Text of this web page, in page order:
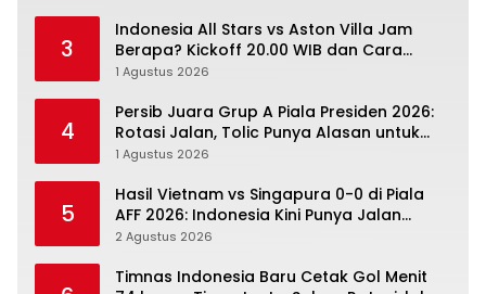
3
Indonesia All Stars vs Aston Villa Jam
Berapa? Kickoff 20.00 WIB dan Cara
Nonton Resminya
1 Agustus 2026
4
Persib Juara Grup A Piala Presiden 2026:
Rotasi Jalan, Tolic Punya Alasan untuk
Percaya
1 Agustus 2026
5
Hasil Vietnam vs Singapura 0-0 di Piala
AFF 2026: Indonesia Kini Punya Jalan
Terbuka
2 Agustus 2026
Timnas Indonesia Baru Cetak Gol Menit